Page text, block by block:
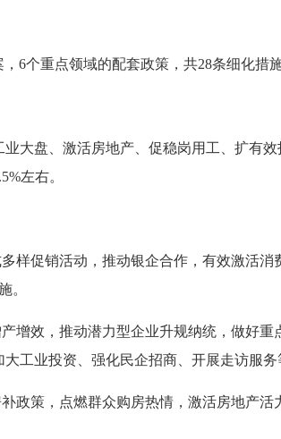
个重点领域的配套政策，共28条细化措
盘、激活房地产、促稳岗用工、扩有效
左右。
促销活动，推动银企合作，有效激活消
。
效，推动潜力型企业升规纳统，做好重
工业投资、强化民企招商、开展走访服务
策，点燃群众购房热情，激活房地产活